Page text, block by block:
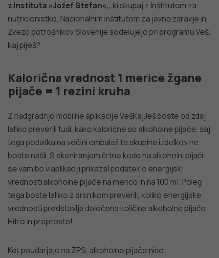
javno
zdravje
Spremljanje okužb s SARS-CoV-2 (covid-19)
PODROBNO
PREPREČEVANJE POŠKODB
Nasveti za varno in veselo noč čarovnic
PODROBNO
NALEZLJIVE BOLEZNI
Tedensko spremljanje respiratornega
sincicijskega virusa (RSV)
PODROBNO